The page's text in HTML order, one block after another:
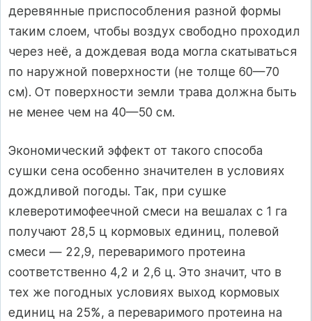
деревянные приспособления разной формы
таким слоем, чтобы воздух свободно проходил
через неё, а дождевая вода могла скатываться
по наружной поверхности (не толще 60—70
см). От поверхности земли трава должна быть
не менее чем на 40—50 см.
Экономический эффект от такого способа
сушки сена особенно значителен в условиях
дождливой погоды. Так, при сушке
клеверотимофеечной смеси на вешалах с 1 га
получают 28,5 ц кормовых единиц, полевой
смеси — 22,9, переваримого протеина
соответственно 4,2 и 2,6 ц. Это значит, что в
тех же погодных условиях выход кормовых
единиц на 25%, а переваримого протеина на